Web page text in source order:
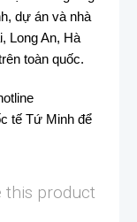
dự án và nhà
Long An, Hà
toàn quốc.
tế Tứ Minh để
this product